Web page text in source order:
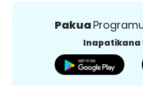
Pakua
Inapatikana